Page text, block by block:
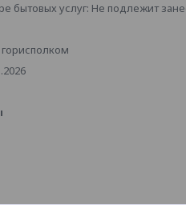
бытовых услуг: Не подлежит